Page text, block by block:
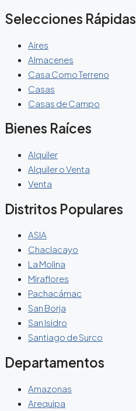
Selecciones Rápidas
Aires
Almacenes
Casa Como Terreno
Casas
Casas de Campo
Bienes Raíces
Alquiler
Alquiler o Venta
Venta
Distritos Populares
ASIA
Chaclacayo
La Molina
Miraflores
Pachacámac
San Borja
San Isidro
Santiago de Surco
Departamentos
Amazonas
Arequipa